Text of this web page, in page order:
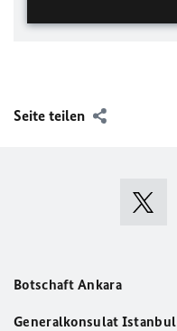
Seite teilen
Botschaft Ankara
Generalkonsulat Istanbul